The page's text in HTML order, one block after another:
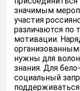
значимым
участия
различаются по
мотивации.
нужны для
знания. Для
социальный